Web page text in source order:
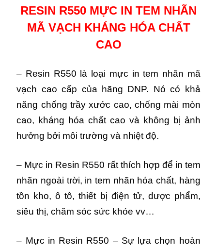
RESIN R550 MỰC IN TEM NHÃN
MÃ VẠCH KHÁNG HÓA CHẤT
CAO
– Resin R550 là loại mực in tem nhãn mã
vạch cao cấp của hãng DNP. Nó có khả
năng chống trầy xước cao, chống mài mòn
cao, kháng hóa chất cao và không bị ảnh
hưởng bởi môi trường và nhiệt độ.
– Mực in Resin R550 rất thích hợp để in tem
nhãn ngoài trời, in tem nhãn hóa chất, hàng
tồn kho, ô tô, thiết bị điện tử, dược phẩm,
siêu thị, chăm sóc sức khỏe vv…
– Mực in Resin R550 – Sự lựa chọn hoàn